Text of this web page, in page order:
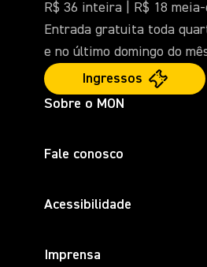
R$ 36 inteira | R$ 18
Entrada gratuita toda
e no último domingo do
Ingressos
Sobre o MON
Fale conosco
Acessibilidade
Imprensa